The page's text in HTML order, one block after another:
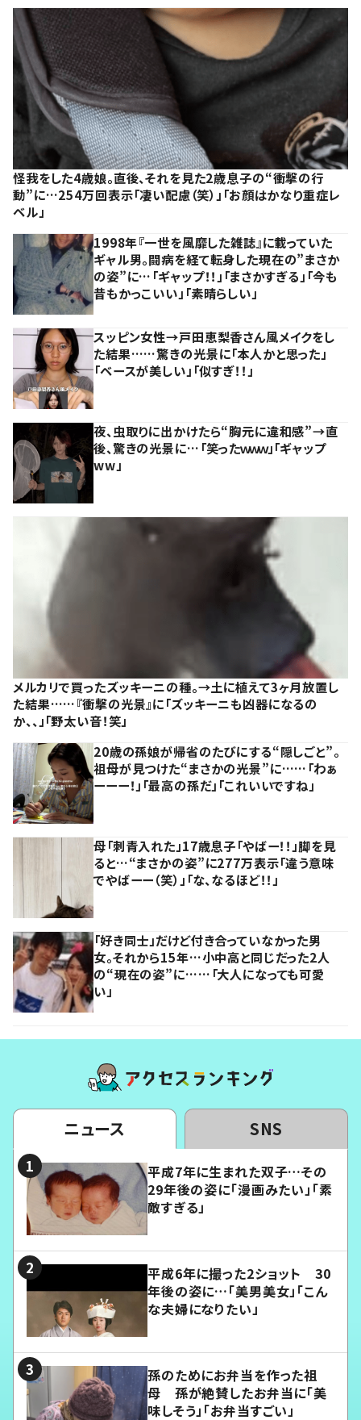
怪我をした4歳娘。直後、それを見た2歳息子の“衝撃の行
動”に…254万回表示「凄い配慮（笑）」「お顔はかなり重症レ
ベル」
1998年『一世を風靡した雑誌』に載っていた
ギャル男。闘病を経て転身した現在の”まさか
の姿”に…「ギャップ！！」「まさかすぎる」「今も
昔もかっこいい」「素晴らしい」
スッピン女性→戸田恵梨香さん風メイクをし
た結果……驚きの光景に「本人かと思った」
「ベースが美しい」「似すぎ！！」
夜、虫取りに出かけたら“胸元に違和感”→直
後、驚きの光景に…「笑ったｗｗｗ」「ギャップ
ww」
メルカリで買ったズッキーニの種。→土に植えて3ヶ月放置し
た結果……『衝撃の光景』に「ズッキーニも凶器になるの
か、、」「野太い音！笑」
20歳の孫娘が帰省のたびにする“隠しごと”。
祖母が見つけた“まさかの光景”に……「わぁ
ーーー！」「最高の孫だ」「これいいですね」
母「刺青入れた」17歳息子「やばー！！」脚を見
ると…“まさかの姿”に277万表示「違う意味
でやばーー（笑）」「な、なるほど！！」
「好き同士」だけど付き合っていなかった男
女。それから15年…小中高と同じだった2人
の“現在の姿”に……「大人になっても可愛
い」
ニュース SNS
平成7年に生まれた双子…その
29年後の姿に「漫画みたい」「素
敵すぎる」
平成6年に撮った2ショット 30
年後の姿に…「美男美女」「こん
な夫婦になりたい」
孫のためにお弁当を作った祖
母 孫が絶賛したお弁当に「美
味しそう」「お弁当すごい」